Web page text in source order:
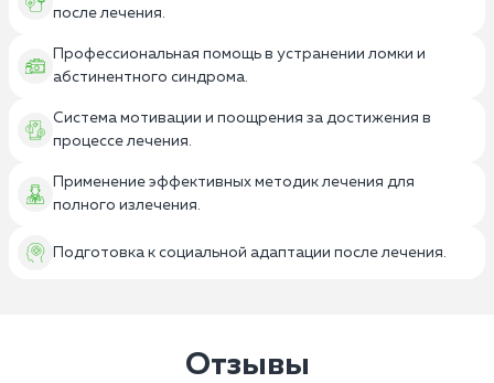
после лечения.
Профессиональная помощь в устранении ломки и
абстинентного синдрома.
Система мотивации и поощрения за достижения в
процессе лечения.
Применение эффективных методик лечения для
полного излечения.
Подготовка к социальной адаптации после лечения.
Отзывы